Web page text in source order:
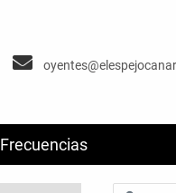
Frecuencias